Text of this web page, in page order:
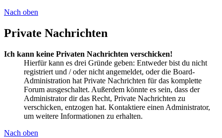
Nach oben
Private Nachrichten
Ich kann keine Privaten Nachrichten verschicken!
Hierfür kann es drei Gründe geben: Entweder bist du nicht
registriert und / oder nicht angemeldet, oder die Board-
Administration hat Private Nachrichten für das komplette
Forum ausgeschaltet. Außerdem könnte es sein, dass der
Administrator dir das Recht, Private Nachrichten zu
verschicken, entzogen hat. Kontaktiere einen Administrator,
um weitere Informationen zu erhalten.
Nach oben